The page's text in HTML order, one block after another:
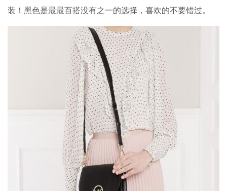
装！黑色是最最百搭没有之一的选择，喜欢的不要错过。